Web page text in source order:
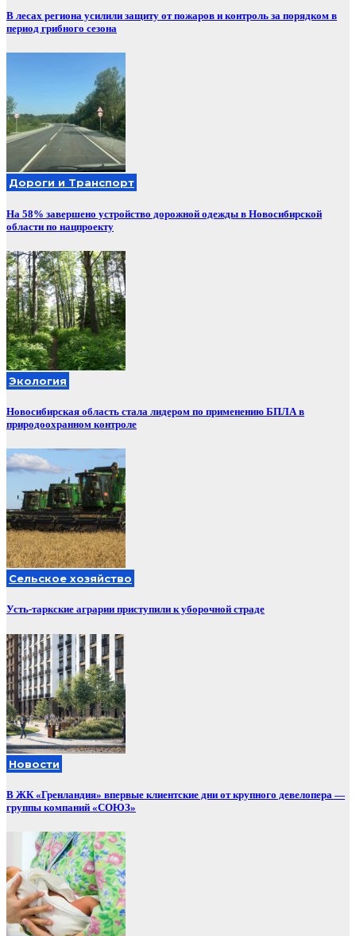
В лесах региона усилили защиту от пожаров и контроль за порядком в
период грибного сезона
Дороги и Транспорт
На 58% завершено устройство дорожной одежды в Новосибирской
области по нацпроекту
Экология
Новосибирская область стала лидером по применению БПЛА в
природоохранном контроле
Сельское хозяйство
Усть-таркские аграрии приступили к уборочной страде
Новости
В ЖК «Гренландия» впервые клиентские дни от крупного девелопера —
группы компаний «СОЮЗ»